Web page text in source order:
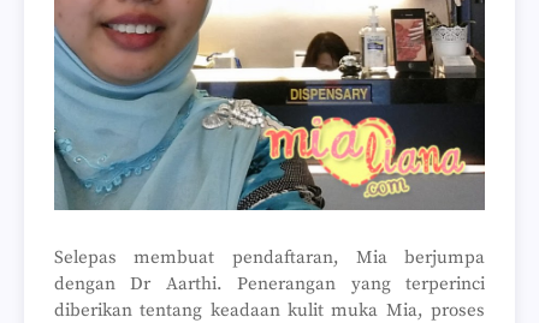
Selepas membuat pendaftaran, Mia berjumpa
dengan Dr Aarthi. Penerangan yang terperinci
diberikan tentang keadaan kulit muka Mia, proses